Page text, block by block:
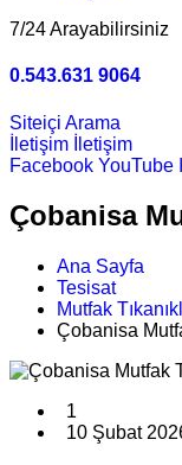
7/24 Arayabilirsiniz
0.543.631 9064
Siteiçi Arama
İletişim
İletişim
Facebook YouTube
Çobanisa
Ana Sayfa
Tesisat
Mutfak
Çobanisa
1
10 Şubat